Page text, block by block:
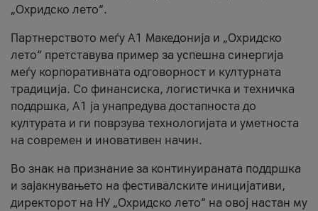
„Охридско лето“.
Партнерството меѓу A1 Македонија и „Охридско
лето“ претставува пример за успешна синергија
меѓу корпоративната одговорност и културната
традиција. Со финансиска, логистичка и техничка
поддршка, A1 ја унапредува достапноста до
културата и ги поврзува технологијата и уметноста
на современ и иновативен начин.
Во знак на признание за континуираната поддршка
и зајакнувањето на фестивалските иницијативи,
директорот на НУ „Охридско лето“ на овој настан му